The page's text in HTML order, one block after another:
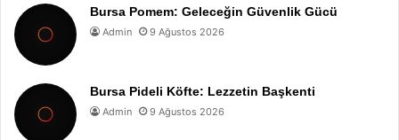
Bursa Pomem: Geleceğin Güvenlik Gücü
Admin 9 Ağustos 2026
Bursa Pideli Köfte: Lezzetin Başkenti
Admin 9 Ağustos 2026